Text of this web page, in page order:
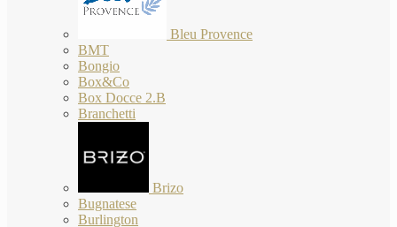
Bleu Provence
BMT
Bongio
Box&Co
Box Docce 2.B
Branchetti
Brizo
Bugnatese
Burlington